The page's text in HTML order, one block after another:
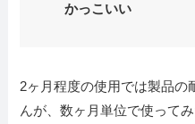
かっこいい
2ヶ月程度の使用では製品の
んが、数ヶ月単位で使って